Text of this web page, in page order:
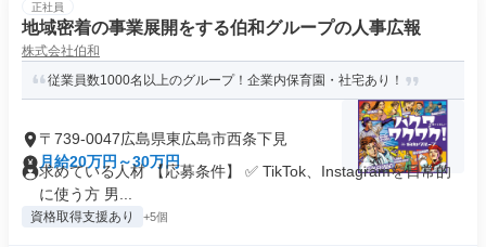
正社員
地域密着の事業展開をする伯和グループの人事広報
株式会社伯和
従業員数1000名以上のグループ！企業内保育園・社宅あり！
〒739-0047広島県東広島市西条下見
月給20万円～30万円
求めている人材 【応募条件】 ✅ TikTok、Instagramを日常的
に使う方 男...
資格取得支援あり +5個